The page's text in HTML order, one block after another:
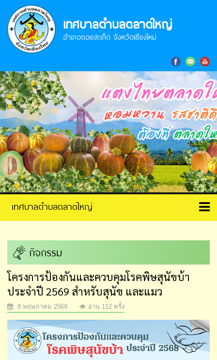
เทศบาลตำบลตลาดใหญ่
อำเภอดอยสะเก็ด จังหวัดเชียงใหม่
กิจกรรม
โครงการป้องกันและควบคุมโรคพิษสุนัขบ้า
ประจำปี 2569 สำหรับสุนัข และแมว
8 พฤษภาคม 2569 อ่าน 112 ครั้ง